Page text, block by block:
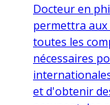
Docteur en
permettra aux
toutes les
nécessaires
et d'obtenir